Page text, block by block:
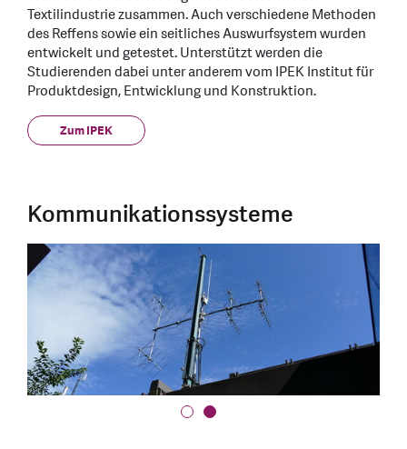
Textilindustrie zusammen. Auch verschiedene Methoden
des Reffens sowie ein seitliches Auswurfsystem wurden
entwickelt und getestet. Unterstützt werden die
Studierenden dabei unter anderem vom IPEK Institut für
Produktdesign, Entwicklung und Konstruktion.
Zum IPEK
Kommunikationssysteme